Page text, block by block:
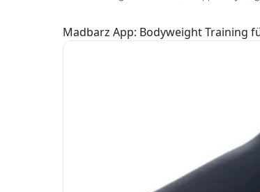
Madbarz App: Bodyweight Training